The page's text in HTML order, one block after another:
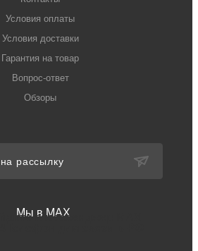
Условия оплаты
Условия доставки
Гарантия на товар
Вопрос-ответ
Обзоры
рассылку
Мы в MAX
в мессенджер MAX